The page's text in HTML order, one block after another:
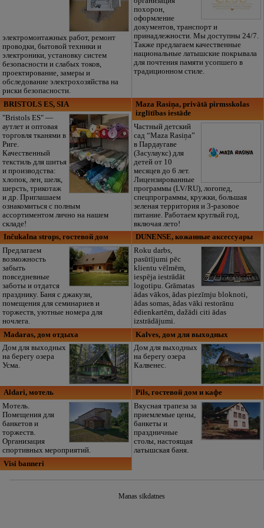
электромонтажных работ, ремонт
проводки, бытовой техники и
электроники, установку систем
безопасности и слабых токов,
проектирование, замеры и
обследование электрохозяйства на
риски безопасности.
похорон,
оформление
документов, транспорт и
принадлежности. Мы доступны 24/7.
Также предлагаем качественные
национальные латышские покрывала
для почтения памяти усопшего в
традиционном стиле.
BRISTOLS ES, SIA
"Bristols ES" —
аутлет и оптовая
торговля тканями в
Риге.
Качественный
текстиль для шитья
и производства:
хлопок, лен, шелк,
шерсть, трикотаж
и др. Приглашаем
ознакомиться с полным
ассортиментом лично на нашем
складе!
Maza Rasiņa, privātā pirmsskolas
izglītības iestāde
Частный детский
сад “Maza Rasiņa”
в Пардаугаве
(Засулаукс) для
детей от 10
месяцев до 6 лет.
Лицензированные
программы (LV/RU), логопед,
спецпрограммы, кружки, большая
зеленая территория и 3-разовое
питание. Работаем круглый год,
включая лето!
Inčukalna strops, гостевой дом
Предлагаем
возможность
забыть
повседневные
заботы и отдатся
празднику. Баня с джакузи,
помещения для семинариев и
торжеств, уютные номера для
ночлега.
DUNENSE, кожанные аксессуары
Roku darbs,
pasūtījumi pēc
klientu vēlmēm,
iespēja iestrādāt
logotipu. Grāmatas
ādas vākos, ādas piezīmju bloknoti,
ādas somas, ādas vāki restorānu
ēdienkartēm, dažādi citi ādas
izstrādājumi.
Madaras, дом отдыха
Дом для выходных
на берегу озера
Усма.
Kalves, дом для выходных
Дом для выходных
на берегу озера
Калвенес.
Aldari, мотель
Мотель.
Помещения для
банкетов и
торжеств.
Организация
спортивных мероприятий.
Pils, гостевой дом и кафе
Вкусная трапеза за
приемлемые цены,
банкеты и
праздничные
столы, настоящая
латышская баня.
Visi banneri
Manas sīkdatnes